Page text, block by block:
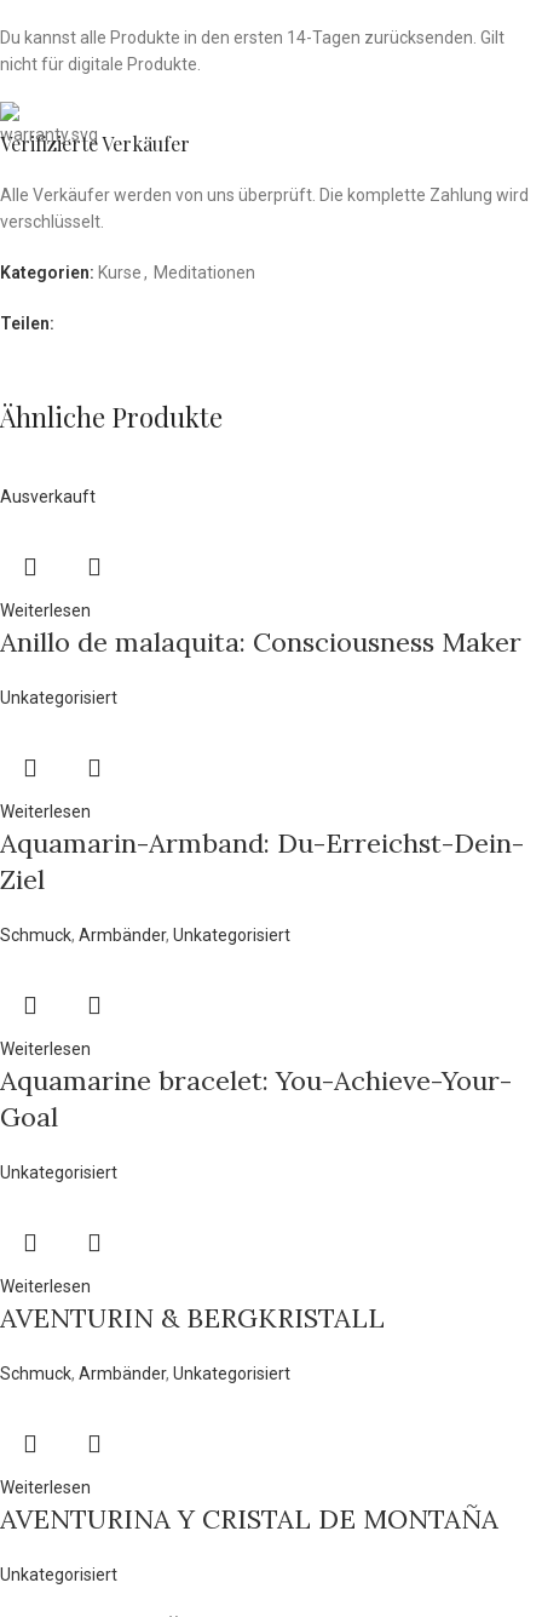
Du kannst alle Produkte in den ersten 14-Tagen zurücksenden . Gilt
nicht für digitale Produkte.
Verifizierte Verkäufer
Alle Verkäufer werden von uns überprüft. Die komplette Zahlung wird
verschlüsselt.
Kategorien: Kurse, Meditationen
Teilen:
Ähnliche Produkte
Ausverkauft
Weiterlesen
Anillo de malaquita: Consciousness Maker
Unkategorisiert
Weiterlesen
Aquamarin-Armband: Du-Erreichst-Dein-
Ziel
Schmuck, Armbänder, Unkategorisiert
Weiterlesen
Aquamarine bracelet: You-Achieve-Your-
Goal
Unkategorisiert
Weiterlesen
AVENTURIN & BERGKRISTALL
Schmuck, Armbänder, Unkategorisiert
Weiterlesen
AVENTURINA Y CRISTAL DE MONTAÑA
Unkategorisiert